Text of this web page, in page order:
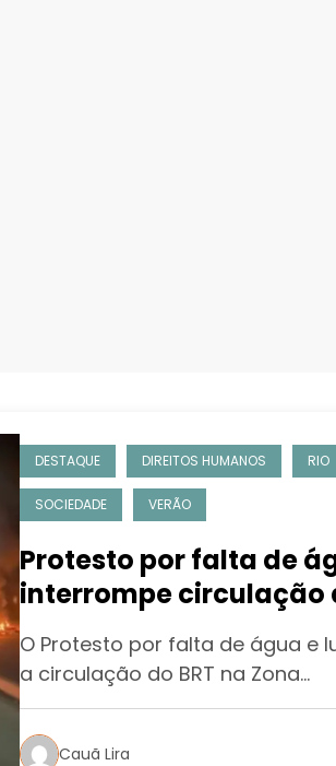
DESTAQUE DIREITOS HUMANOS RIO
SOCIEDADE VERÃO
Protesto por falta de
interrompe circulação
Zona Oeste
O Protesto por falta de água e
a circulação do BRT na Zona…
Cauã Lira